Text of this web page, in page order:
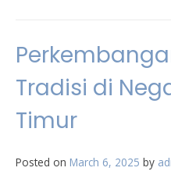
Tradisi di
Timur
Posted on March 6, 2025 by